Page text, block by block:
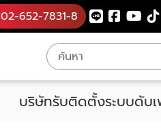
02-652-7831-8
บริษัทรับติดตั้งระบบดับ